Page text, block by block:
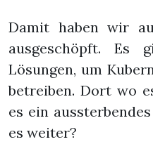
Damit haben wir
ausgeschöpft. Es
Lösungen, um
betreiben. Dort wo
es ein
es weiter?